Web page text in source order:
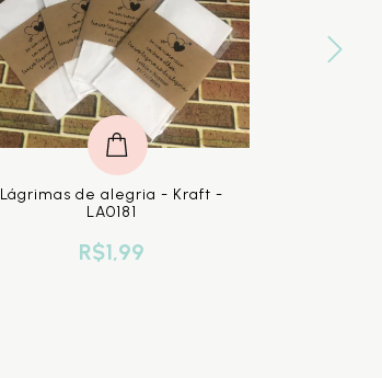
COMPRAR
Lágrimas de alegria - Kraft -
LA0181
R$1,99